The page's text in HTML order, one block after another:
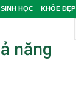
HỌC KHỎE ĐẸP
năng